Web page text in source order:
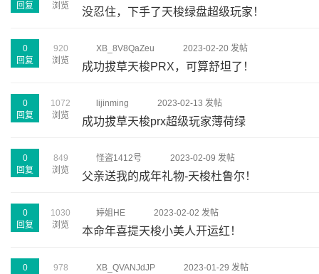
回复
浏览
没忍住，下手了天梭绿盘超级玩家！
0
回复
920
浏览
XB_8V8QaZeu 2023-02-20 发帖
成功拔草天梭PRX，可算舒坦了！
0
回复
1072
浏览
lijinming 2023-02-13 发帖
成功拔草天梭prx超级玩家薄荷绿
0
回复
849
浏览
怪盗1412号 2023-02-09 发帖
父亲送我的成年礼物-天梭杜鲁尔！
0
回复
1030
浏览
婷姐HE 2023-02-02 发帖
本命年喜提天梭小美人开运红！
0
978
XB_QVANJdJP 2023-01-29 发帖